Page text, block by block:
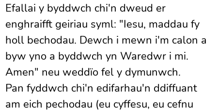
Efallai y byddwch chi'n dweud er
enghraifft geiriau syml: "Iesu, maddau fy
holl bechodau. Dewch i mewn i'm calon a
byw yno a byddwch yn Waredwr i mi.
Amen" neu weddïo fel y dymunwch.
Pan fyddwch chi'n edifarhau'n ddiffuant
am eich pechodau (eu cyffesu, eu cefnu